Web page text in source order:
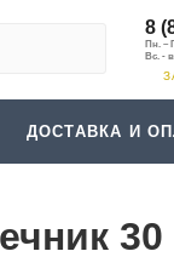
8
ДОСТАВКА И
30